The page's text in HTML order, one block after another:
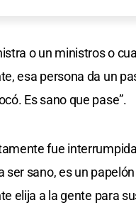
o un ministros o
esa persona da un
Es sano que pase”.
fue
ser sano, es un
elija a la gente para